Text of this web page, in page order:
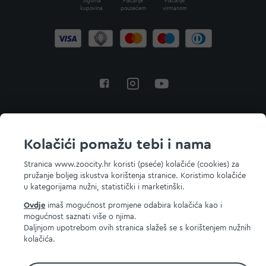
Kolačići pomažu tebi i nama
Stranica www.zoocity.hr koristi (pseće) kolačiće (cookies) za
pružanje boljeg iskustva korištenja stranice. Koristimo kolačiće
u kategorijama nužni, statistički i marketinški.
Ovdje imaš mogućnost promjene odabira kolačića kao i
mogućnost saznati više o njima.
Daljnjom upotrebom ovih stranica slažeš se s korištenjem nužnih
kolačića.
Sigurna
kupovina
Plaćanje
pouzećem
Plaćanje
virmanom
© 2026 ZOOCITY. Sva prava zadržana.